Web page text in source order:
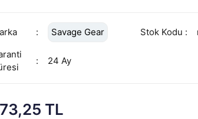
Savage Gear Stok Kodu
24 Ay
TL